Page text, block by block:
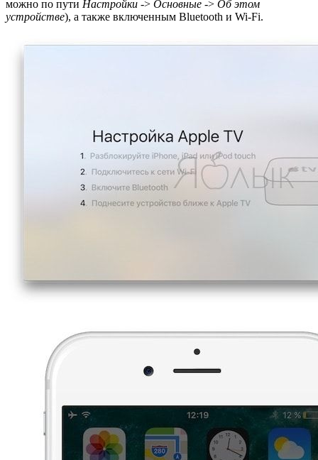
можно по пути Настройки -> Основные -> Об этом
устройстве), а также включенным Bluetooth и Wi-Fi.